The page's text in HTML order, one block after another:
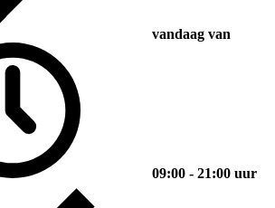
vandaag van
09:00 - 21:00 uur